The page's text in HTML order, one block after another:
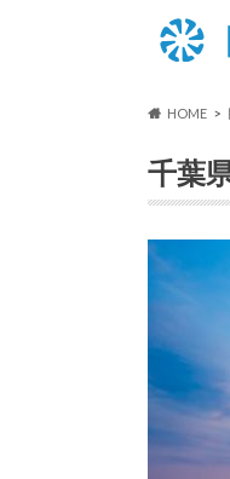
HOME
千葉